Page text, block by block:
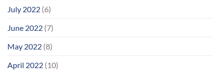
July 2022 (6)
June 2022 (7)
May 2022 (8)
April 2022 (10)